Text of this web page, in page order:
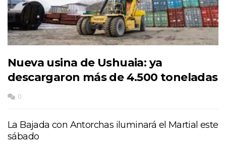
Nueva usina de Ushuaia: ya
descargaron más de 4.500 toneladas
0
La Bajada con Antorchas iluminará el Martial este
sábado